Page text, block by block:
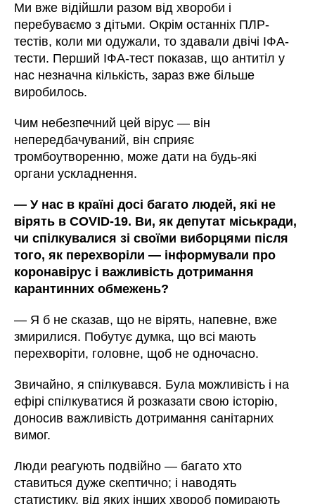
Ми вже відійшли разом від хвороби і
перебуваємо з дітьми. Окрім останніх ПЛР-
тестів, коли ми одужали, то здавали двічі ІФА-
тести. Перший ІФА-тест показав, що антитіл у
нас незначна кількість, зараз вже більше
виробилось.
Чим небезпечний цей вірус — він
непередбачуваний, він сприяє
тромбоутворенню, може дати на будь-які
органи ускладнення.
— У нас в країні досі багато людей, які не
вірять в COVID-19. Ви, як депутат міськради,
чи спілкувалися зі своїми виборцями після
того, як перехворіли — інформували про
коронавірус і важливість дотримання
карантинних обмежень?
— Я б не сказав, що не вірять, напевне, вже
змирилися. Побутує думка, що всі мають
перехворіти, головне, щоб не одночасно.
Звичайно, я спілкувався. Була можливість і на
ефірі спілкуватися й розказати свою історію,
доносив важливість дотримання санітарних
вимог.
Люди реагують подвійно — багато хто
ставиться дуже скептично; і наводять
статистику, від яких інших хвороб помирають